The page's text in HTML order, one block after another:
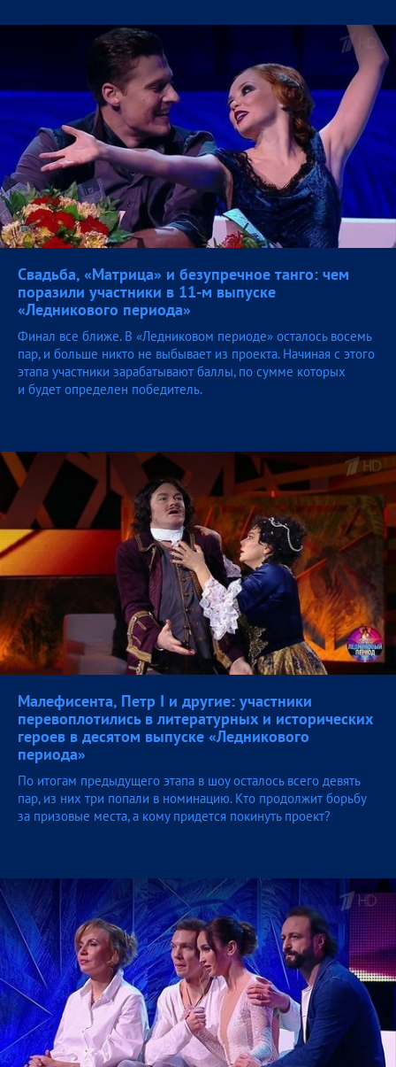
Свадьба, «Матрица» и безупречное танго: чем
поразили участники в 11-м выпуске
«Ледникового периода»
Финал все ближе. В «Ледниковом периоде» осталось восемь
пар, и больше никто не выбывает из проекта. Начиная с этого
этапа участники зарабатывают баллы, по сумме которых
и будет определен победитель.
Малефисента, Петр I и другие: участники
перевоплотились в литературных и исторических
героев в десятом выпуске «Ледникового
периода»
По итогам предыдущего этапа в шоу осталось всего девять
пар, из них три попали в номинацию. Кто продолжит борьбу
за призовые места, а кому придется покинуть проект?